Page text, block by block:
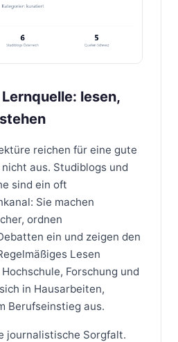
lesen,
reichen für eine gute
aus. Studiblogs und
sind ein oft
Sie machen
ordnen
ein und zeigen den
Lesen
Forschung und
in Hausarbeiten,
Berufseinstieg aus.
journalistische Sorgfalt.